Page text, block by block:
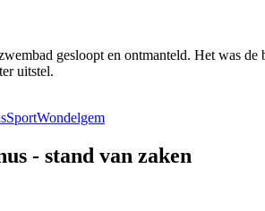
gesloopt en ontmanteld. Het was
uitstel.
SportWondelgem
- stand van zaken